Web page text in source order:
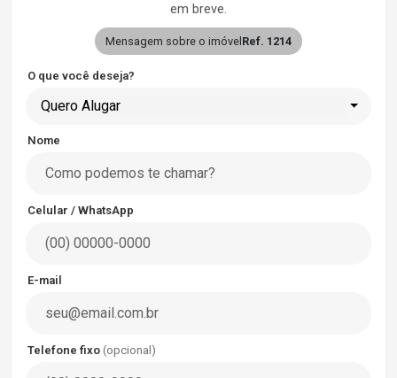
em breve.
Mensagem sobre o imóvel Ref. 1214
O que você deseja?
Quero Alugar
Nome
Celular / WhatsApp
E-mail
Telefone fixo (opcional)